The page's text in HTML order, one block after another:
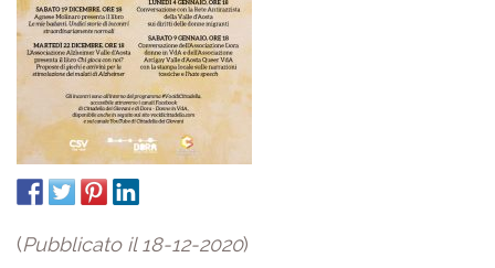
(Pubblicato il 18-12-2020)